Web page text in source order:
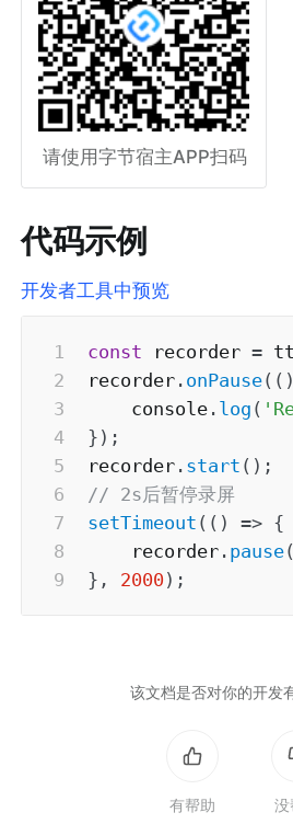
请使用字节宿主APP扫码
代码示例
开发者工具中预览
const recorder = tt
recorder . onPause( ( )
    console
. log (
} ) ;
recorder . start ( ) ;
// 2s后暂停录屏
setTimeout ( ( ) => {
    recorder
. pause(
} , 2000 ) ;
该文档是否对你的开发
有帮助 没